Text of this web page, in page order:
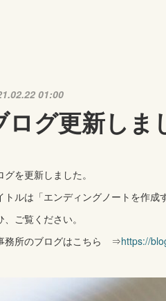
01:00
ログ更新しま
グを更新しました。
トルは「エンディングノートを作成
、ご覧ください。
務所のブログはこちら ⇒https://